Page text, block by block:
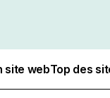
site webTop des